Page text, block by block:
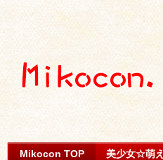
Mikocon TOP 美少女☆萌え